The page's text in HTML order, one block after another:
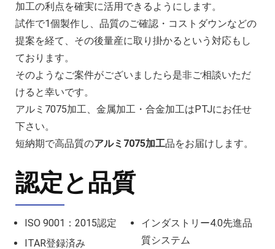
加工の利点を確実に活用できるようにします。
試作で1個製作し、品質のご確認・コストダウンなどの
提案を経て、その後量産に取り掛かるという対応もし
ております。
そのようなご案件がございましたら是非ご相談いただ
けると幸いです。
アルミ7075加工、金属加工・合金加工はPTJにお任せ
下さい。
短納期で高品質のアルミ7075加工品をお届けします。
認定と品質
ISO 9001：2015認定
ITAR登録済み
インダストリー4.0先進品
質システム